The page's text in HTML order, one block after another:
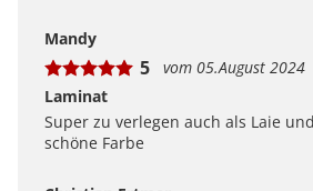
Mandy
5
vom 05.August 2024
Laminat
Super zu verlegen auch als Laie
schöne Farbe